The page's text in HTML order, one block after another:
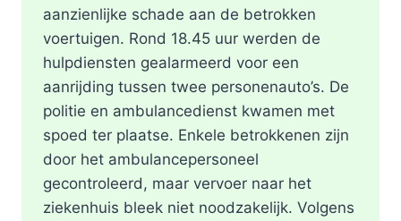
aanzienlijke schade aan de betrokken
voertuigen. Rond 18.45 uur werden de
hulpdiensten gealarmeerd voor een
aanrijding tussen twee personenauto’s. De
politie en ambulancedienst kwamen met
spoed ter plaatse. Enkele betrokkenen zijn
door het ambulancepersoneel
gecontroleerd, maar vervoer naar het
ziekenhuis bleek niet noodzakelijk. Volgens